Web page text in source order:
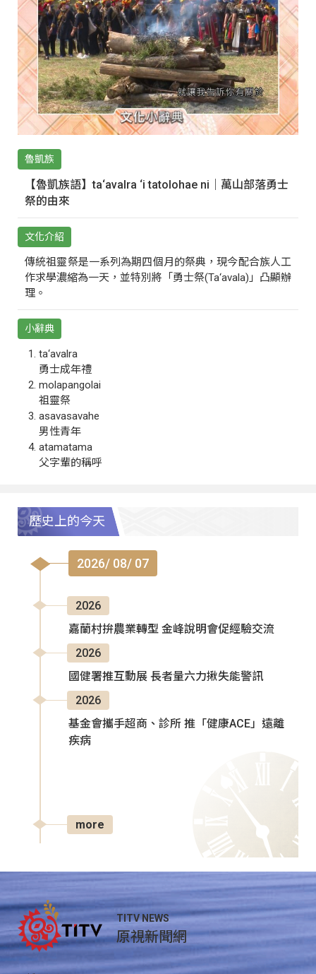
魯凱族
【魯凱族語】ta‘avalra ‘i tatolohae ni｜萬山部落勇士
祭的由來
文化介紹
傳統祖靈祭是一系列為期四個月的祭典，現今配合族人工
作求學濃縮為一天，並特別將「勇士祭(Ta‘avala)」凸顯辦
理。
小辭典
ta‘avalra
勇士成年禮
molapangolai
祖靈祭
asavasavahe
男性青年
atamatama
父字輩的稱呼
歷史上的今天
2026/ 08/ 07
2026
嘉蘭村拚農業轉型 金峰說明會促經驗交流
2026
國健署推互動展 長者量六力揪失能警訊
2026
基金會攜手超商、診所 推「健康ACE」遠離
疾病
more
TITV NEWS
原視新聞網